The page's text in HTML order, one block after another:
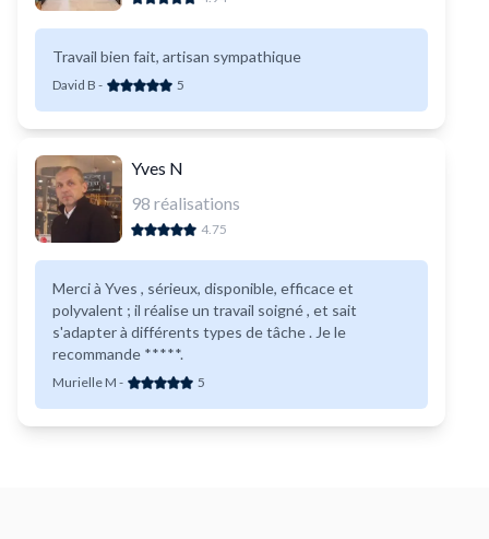
Travail bien fait, artisan sympathique
David B - 5
Yves N
98 réalisations
4.75
Merci à Yves , sérieux, disponible, efficace et
polyvalent ; il réalise un travail soigné , et sait
s'adapter à différents types de tâche . Je le
recommande *****.
Murielle M - 5